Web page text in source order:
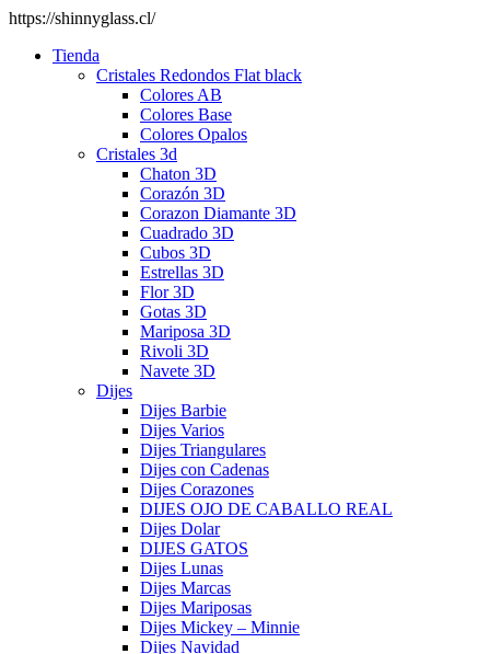
https://shinnyglass.cl/
Tienda
Cristales Redondos Flat black
Colores AB
Colores Base
Colores Opalos
Cristales 3d
Chaton 3D
Corazón 3D
Corazon Diamante 3D
Cuadrado 3D
Cubos 3D
Estrellas 3D
Flor 3D
Gotas 3D
Mariposa 3D
Rivoli 3D
Navete 3D
Dijes
Dijes Barbie
Dijes Varios
Dijes Triangulares
Dijes con Cadenas
Dijes Corazones
DIJES OJO DE CABALLO REAL
Dijes Dolar
DIJES GATOS
Dijes Lunas
Dijes Marcas
Dijes Mariposas
Dijes Mickey – Minnie
Dijes Navidad